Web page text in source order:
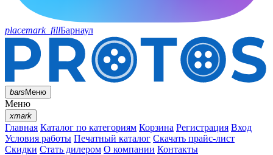
placemark_fillБарнаул
barsМеню
Меню
xmark
Главная Каталог по категориям Корзина Регистрация Вход
Условия работы Печатный каталог Скачать прайс-лист
Скидки Стать дилером О компании Контакты